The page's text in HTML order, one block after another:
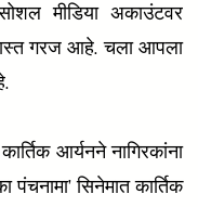
मीडिया अकाउंटवर
गरज आहे. चला आपला
आर्यनने नागिरकांना
सिनेमात कार्तिक